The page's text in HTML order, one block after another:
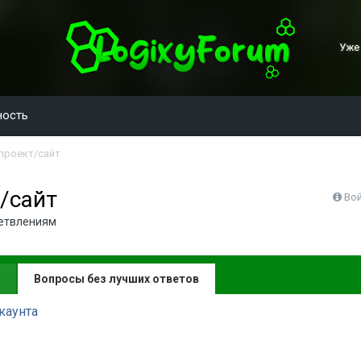
Уже
сайт
Вопросы без лучших ответов